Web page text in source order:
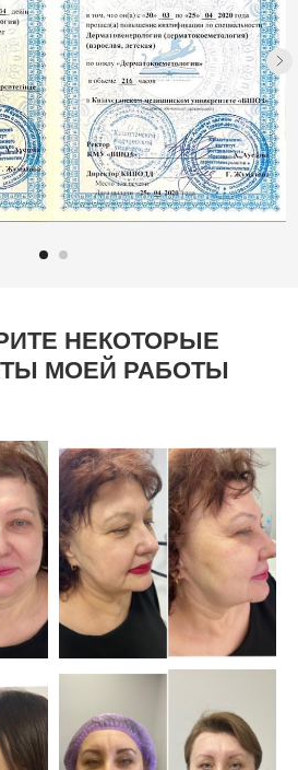
НЕКОТОРЫЕ
МОЕЙ РАБОТЫ